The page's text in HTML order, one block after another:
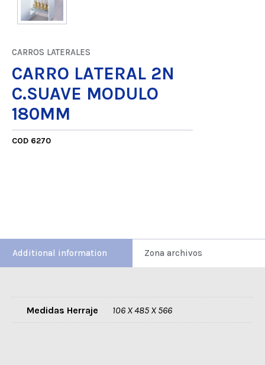
CARROS LATERALES
CARRO LATERAL 2N
C.SUAVE MODULO
180MM
COD 6270
Additional information Zona archivos
Medidas Herraje 106 X 485 X 566